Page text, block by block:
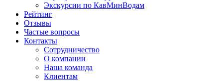
Экскурсии по КавМинВодам
Рейтинг
Отзывы
Частые вопросы
Контакты
Сотрудничество
О компании
Наша команда
Клиентам